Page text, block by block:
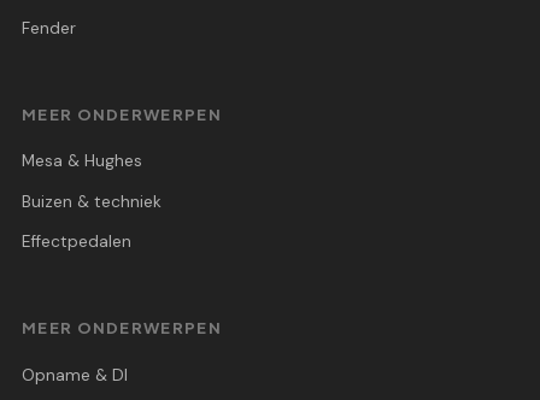
Fender
MEER ONDERWERPEN
Mesa & Hughes
Buizen & techniek
Effectpedalen
MEER ONDERWERPEN
Opname & DI